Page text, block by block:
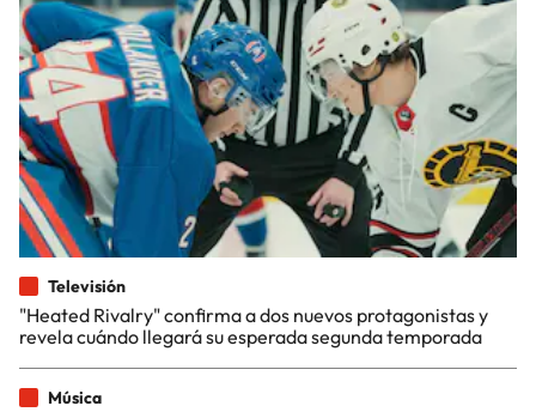
Televisión
"Heated Rivalry" confirma a dos nuevos protagonistas y
revela cuándo llegará su esperada segunda temporada
Música